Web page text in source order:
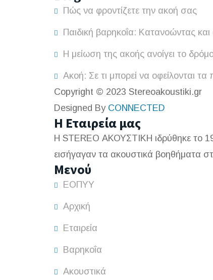
Πώς να φροντίζετε την ακοή σας
Παιδική βαρηκοΐα: Κατανοώντας
Η μείωση της ακοής ανοίγει το
Ακοή: Σε τι μπορεί να οφείλονται
Copyright © 2023 Stereoakoustiki.gr
Designed By CONNECTED
Η Εταιρεία μας
Η STEREO ΑΚΟΥΣΤΙΚΗ ιδρύθηκε το
εισήγαγαν τα ακουστικά βοηθήματα
Μενού
ΕΟΠΥΥ
Αρχική
Εταιρεία
Βαρηκοΐα
Ακουστικά